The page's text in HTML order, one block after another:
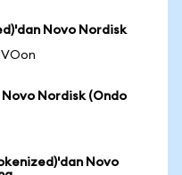
Novo Nordisk
Nordisk (Ondo
Novo